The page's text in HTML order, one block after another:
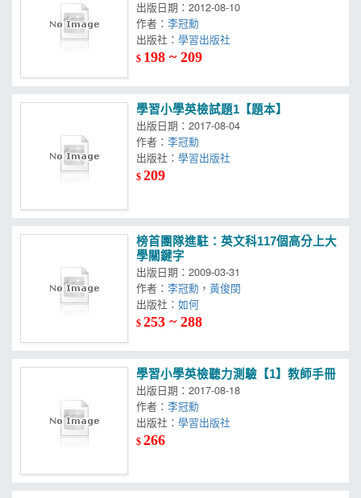
出版日期：2012-08-10
作者：李冠勳
出版社：
$ 198 ~ 209
學習小學英檢試題1【題本】
出版日期：2017-08-04
作者：李冠勳
出版社：
$209
榜首團隊進駐：英文科117個高分上大
學關鍵字
出版日期：2009-03-31
作者：李冠勳 ，黃俊閔
出版社：
$253 ~ 288
學習小學英檢聽力測驗【1】教師手冊
出版日期：2017-08-18
作者：李冠勳
出版社：
$266